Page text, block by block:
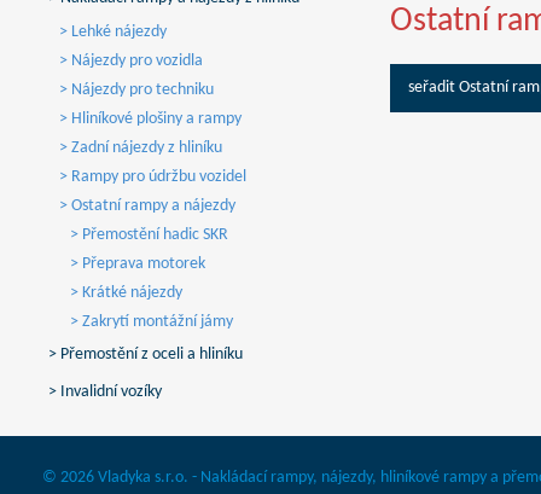
> Lehké nájezdy
> Nájezdy pro vozidla
> Nájezdy pro techniku
> Hliníkové plošiny a rampy
> Zadní nájezdy z hliníku
> Rampy pro údržbu vozidel
> Ostatní rampy a nájezdy
> Přemostění hadic SKR
> Přeprava motorek
> Krátké nájezdy
> Zakrytí montážní jámy
> Přemostění z oceli a hliníku
> Invalidní vozíky
Ostatní
seřadit Ostatní
© 2026 Vladyka s.r.o. - Nakládací rampy, nájezdy, hliníkové rampy a